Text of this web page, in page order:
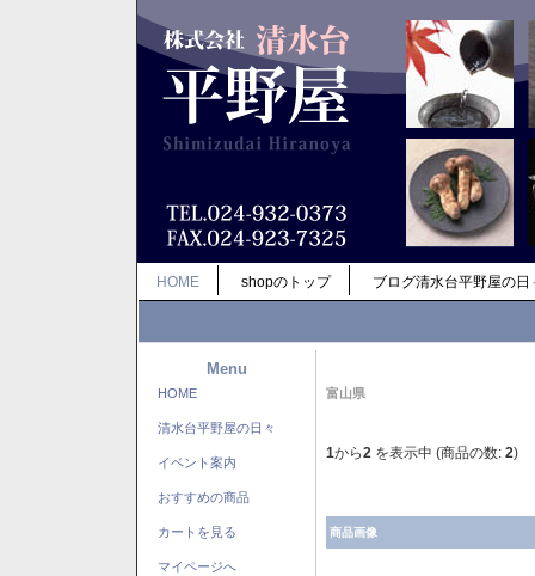
HOME shopのトップ ブログ清水台平野屋の日
Menu
HOME
清水台平野屋の日々
イベント案内
おすすめの商品
カートを見る
マイページへ
富山県
1から2 を表示中 (商品の数: 2)
商品画像